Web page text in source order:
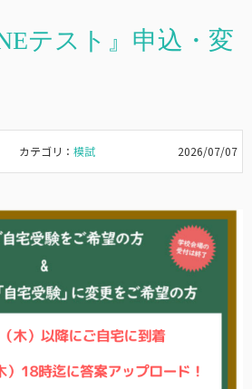
テスト』申込・変
カテゴリ： 模試 2026/07/07